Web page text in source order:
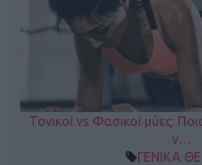
Τονικοί vs Φασικοί μύες:
ν…
ΓΕΝΙΚΑ